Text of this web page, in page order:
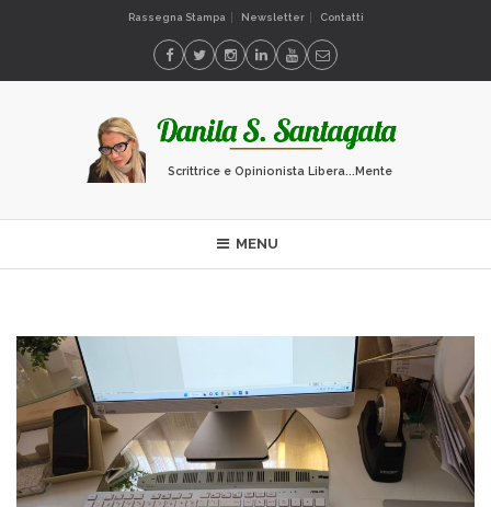
Rassegna Stampa Newsletter Contatti
Scrittrice e Opinionista Libera...Mente
MENU